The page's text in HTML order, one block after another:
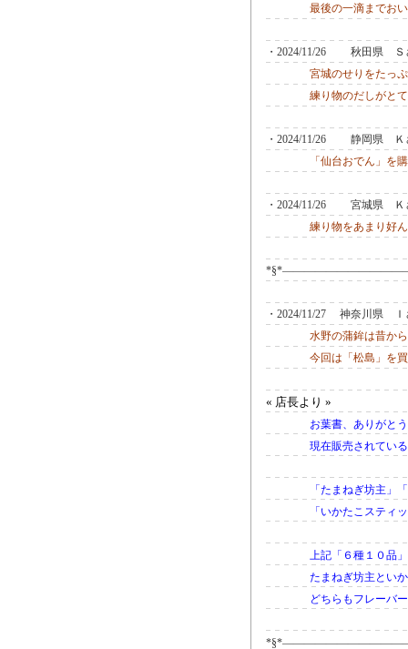
最後の一滴までお
・2024/11/26 秋田県 Ｓ
宮城のせりをたっ
練り物のだしがと
・2024/11/26 静岡県 Ｋ
「仙台おでん」を
・2024/11/26 宮城県 Ｋ
練り物をあまり好
・2024/11/27 神奈川県 Ｉ
水野の蒲鉾は昔か
今回は「松島」を
« 店長より »
お葉書、ありがと
現在販売されてい
「たまねぎ坊主」
「いかたこスティ
上記「６種１０品
たまねぎ坊主とい
どちらもフレーバ